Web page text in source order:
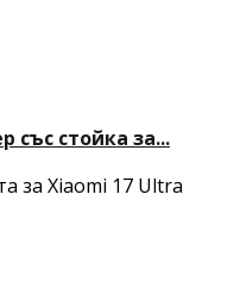
със стойка за...
за Xiaomi 17 Ultra